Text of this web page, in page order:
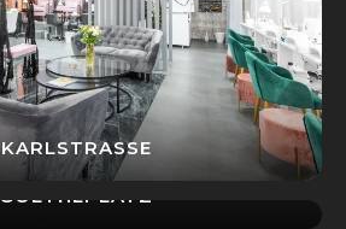
KARLSTRASSE
GOETHEPLATZ